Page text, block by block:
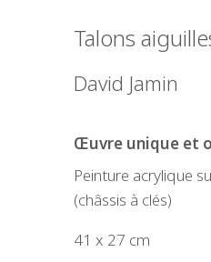
Talons
David Jamin
Œuvre unique et
Peinture acrylique
(châssis à clés)
41 x 27 cm